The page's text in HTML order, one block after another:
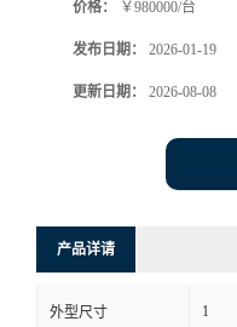
价格： ￥980000/台
发布日期： 2026-01-19
更新日期： 2026-08-08
产品详请
外型尺寸 1